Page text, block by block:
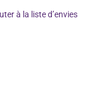
à la liste d’envies